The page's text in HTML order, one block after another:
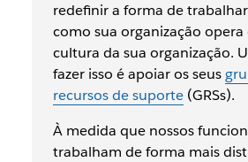
redefinir a forma de
como sua organização opera
cultura da sua organização.
fazer isso é apoiar os seus
recursos de suporte(GRSs).
À medida que nossos
trabalham de forma mais